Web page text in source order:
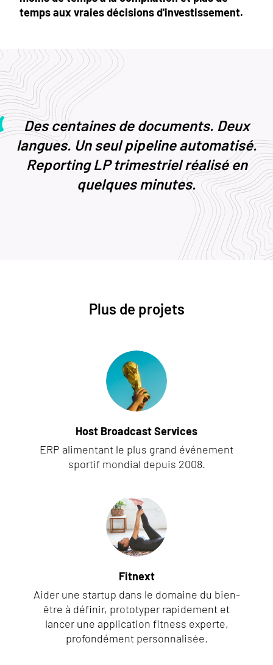
temps aux vraies décisions d'investissement.
Des centaines de documents. Deux
langues. Un seul pipeline automatisé.
Reporting LP trimestriel réalisé en
quelques minutes.
Plus de projets
Host Broadcast Services
ERP alimentant le plus grand événement
sportif mondial depuis 2008.
Fitnext
Aider une startup dans le domaine du bien-
être à définir, prototyper rapidement et
lancer une application fitness experte,
profondément personnalisée.